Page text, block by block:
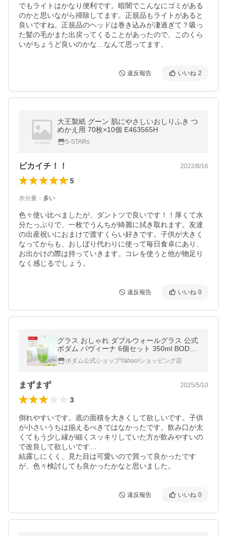
でもライトはかなり便利です。暗闇でこんなにゴミがある
のかと思いながら掃除してます。正規品もライトがあると
良いですね。正規品のヘッドは巻き込みが凄過ぎて？吸っ
た髪の毛がまた出戻ってくることがあったので、このくら
いがちょうど良いのかな…なんて思ってます。
違反報告 いいね 2
大王製紙 グーン 肌にやさしいおしりふき つ
めかえ用 70枚×10個 E463565H
5-STARs
ピカイチ！！ 2022/8/16
5
水分量 ： 多い
色々使い比べましたが、ダントツで良いです！！厚くて水
分たっぷりで、一枚でうんちが綺麗に拭き取れます。友達
の出産祝いにおまけで渡すくらい好きです。子供が大きく
なってからも、おしぼり代わりに使って毎日食卓にあり、
お出かけの際は持っていきます。コレを使うと他が物足り
なく感じるでしょう。
違反報告 いいね 0
グラス おしゃれ ダブルウォールグラス 公式
ボダム パヴィーナ 6個セット 350ml BODU
M PAVINA 4559-10-12 送料無料 ギフト
ボダム公式ショップYahoo!ショッピング店
まずまず 2025/5/10
3
倒れやすいです。底の面積を大きくして欲しいです。子供
が小さいうちは揃えるべきではなかったです。飲み口が太
くてもう少し縁が細くスッキリしていた方が飲みやすいの
で改良して欲しいです…
結露しにくく、見た目は可愛いので買って良かったです
が、色々検討しても良かったかなと思いました。
違反報告 いいね 0